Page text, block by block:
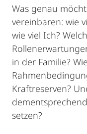
Was genau
vereinbaren: wie
wie viel Ich?
in der Familie?
Kraftreserven?
setzen?